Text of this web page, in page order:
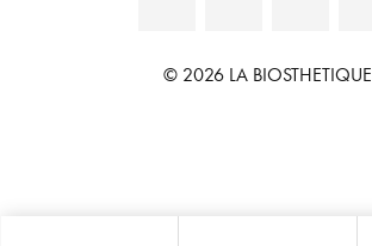
© 2026 LA BIOSTHETIQUE